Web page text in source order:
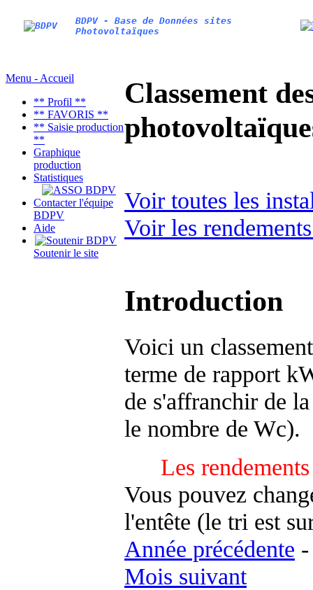
BDPV - Base de Données sites
Photovoltaïques
Menu - Accueil
** Profil **
** FAVORIS **
** Saisie production
**
Graphique
production
Statistiques
Contacter l'équipe
BDPV
Aide
Soutenir le site
Classement
Voir toutes les
Voir les
Introduction
Voici un
terme de rapport
de s'affranchir de
le nombre de Wc).
Les
Vous pouvez
l'entête (le tri est
Année précédente -
Mois suivant